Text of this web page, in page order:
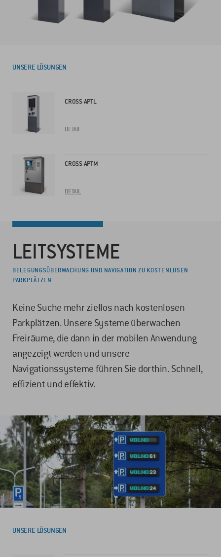
UNSERE LÖSUNGEN
CROSS APTL
DETAIL
CROSS APTM
DETAIL
LEITSYSTEME
BELEGUNGSÜBERWACHUNG UND NAVIGATION ZU KOSTENLOSEN
PARKPLÄTZEN
Keine Suche mehr ziellos nach kostenlosen
Parkplätzen. Unsere Systeme überwachen
Freiräume, die dann in der mobilen Anwendung
angezeigt werden und unsere
Navigationssysteme führen Sie dorthin. Schnell,
effizient und effektiv.
UNSERE LÖSUNGEN